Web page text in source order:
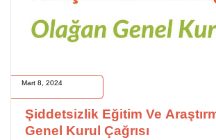
Mart 8, 2024
Şiddetsizlik Eğitim Ve
Genel Kurul Çağrısı